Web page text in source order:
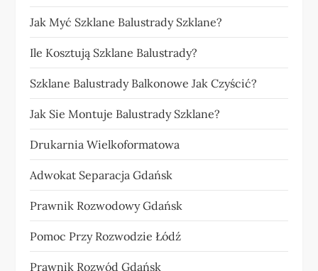
Jak Myć Szklane Balustrady Szklane?
Ile Kosztują Szklane Balustrady?
Szklane Balustrady Balkonowe Jak Czyścić?
Jak Sie Montuje Balustrady Szklane?
Drukarnia Wielkoformatowa
Adwokat Separacja Gdańsk
Prawnik Rozwodowy Gdańsk
Pomoc Przy Rozwodzie Łódź
Prawnik Rozwód Gdańsk